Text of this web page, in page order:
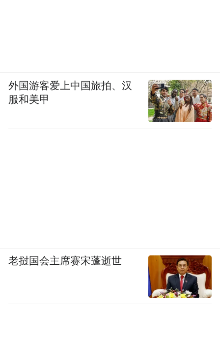
外国游客爱上中国旅拍、汉
服和美甲
老挝国会主席赛宋蓬逝世